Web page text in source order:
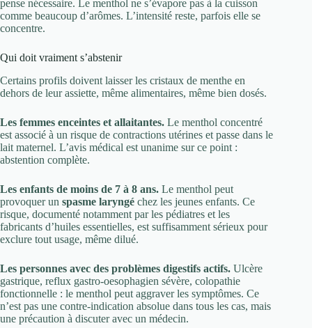
pense nécessaire. Le menthol ne s’évapore pas à la cuisson
comme beaucoup d’arômes. L’intensité reste, parfois elle se
concentre.
Qui doit vraiment s’abstenir
Certains profils doivent laisser les cristaux de menthe en
dehors de leur assiette, même alimentaires, même bien dosés.
Les femmes enceintes et allaitantes. Le menthol concentré
est associé à un risque de contractions utérines et passe dans le
lait maternel. L’avis médical est unanime sur ce point :
abstention complète.
Les enfants de moins de 7 à 8 ans. Le menthol peut
provoquer un spasme laryngé chez les jeunes enfants. Ce
risque, documenté notamment par les pédiatres et les
fabricants d’huiles essentielles, est suffisamment sérieux pour
exclure tout usage, même dilué.
Les personnes avec des problèmes digestifs actifs. Ulcère
gastrique, reflux gastro-oesophagien sévère, colopathie
fonctionnelle : le menthol peut aggraver les symptômes. Ce
n’est pas une contre-indication absolue dans tous les cas, mais
une précaution à discuter avec un médecin.